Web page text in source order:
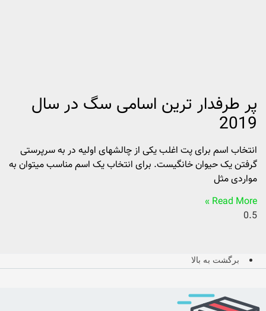
پر طرفدار ترین اسامی سگ در سال
2019
انتخاب اسم برای پت اغلب یکی از چالشهای اولیه در به سرپرستی
گرفتن یک حیوان خانگیست. برای انتخاب یک اسم مناسب میتوان به
مواردی مثل
Read More »
برگشت به بالا